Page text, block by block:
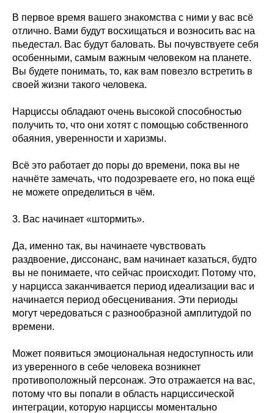
В первое время вашего знакомства с ними у вас всё
отлично. Вами будут восхищаться и возносить вас на
пьедестал. Вас будут баловать. Вы почувствуете себя
особенными, самым важным человеком на планете.
Вы будете понимать, то, как вам повезло встретить в
своей жизни такого человека.
Нарциссы обладают очень высокой способностью
получить то, что они хотят с помощью собственного
обаяния, уверенности и харизмы.
Всё это работает до поры до времени, пока вы не
начнёте замечать, что подозреваете его, но пока ещё
не можете определиться в чём.
3. Вас начинает «штормить».
Да, именно так, вы начинаете чувствовать
раздвоение, диссонанс, вам начинает казаться, будто
вы не понимаете, что сейчас происходит. Потому что,
у нарцисса заканчивается период идеализации вас и
начинается период обесценивания. Эти периоды
могут чередоваться с разнообразной амплитудой по
времени.
Может появиться эмоциональная недоступность или
из уверенного в себе человека возникнет
противоположный персонаж. Это отражается на вас,
потому что вы попали в область нарциссической
интеграции, которую нарциссы моментально